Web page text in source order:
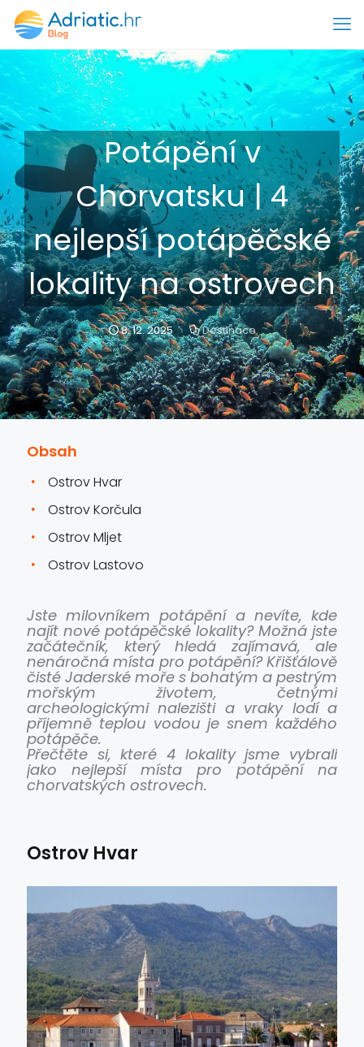
Potápění v
Chorvatsku | 4
nejlepší potápěčské
lokality na ostrovech
8. 12. 2025 Destinace
Obsah
Ostrov Hvar
Ostrov Korčula
Ostrov Mljet
Ostrov Lastovo
Jste milovníkem potápění a nevíte, kde
najít nové potápěčské lokality? Možná jste
začátečník, který hledá zajímavá, ale
nenáročná místa pro potápění? Křišťálově
čisté Jaderské moře s bohatým a pestrým
mořským životem, četnými
archeologickými nalezišti a vraky lodí a
příjemně teplou vodou je snem každého
potápěče.
Přečtěte si, které 4 lokality jsme vybrali
jako nejlepší místa pro potápění na
chorvatských ostrovech.
Ostrov Hvar